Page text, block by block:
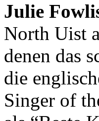
Julie
North Uist
denen das
die
Singer of